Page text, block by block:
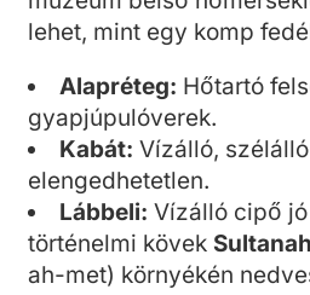
lehet, mint egy komp
Alapréteg: Hőtartó
gyapjúpulóverek.
Kabát: Vízálló,
elengedhetetlen.
Lábbeli: Vízálló cipő
történelmi kövek
ah-met) környékén